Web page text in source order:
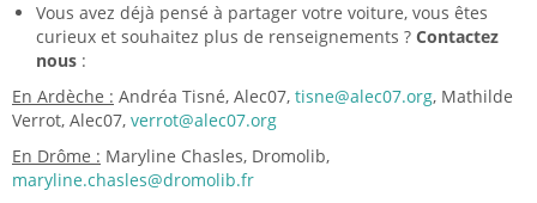
Vous avez déjà pensé à partager votre voiture, vous êtes
curieux et souhaitez plus de renseignements ? Contactez
nous :
En Ardèche : Andréa Tisné, Alec07, tisne@alec07.org, Mathilde
Verrot, Alec07, verrot@alec07.org
En Drôme : Maryline Chasles, Dromolib,
maryline.chasles@dromolib.fr